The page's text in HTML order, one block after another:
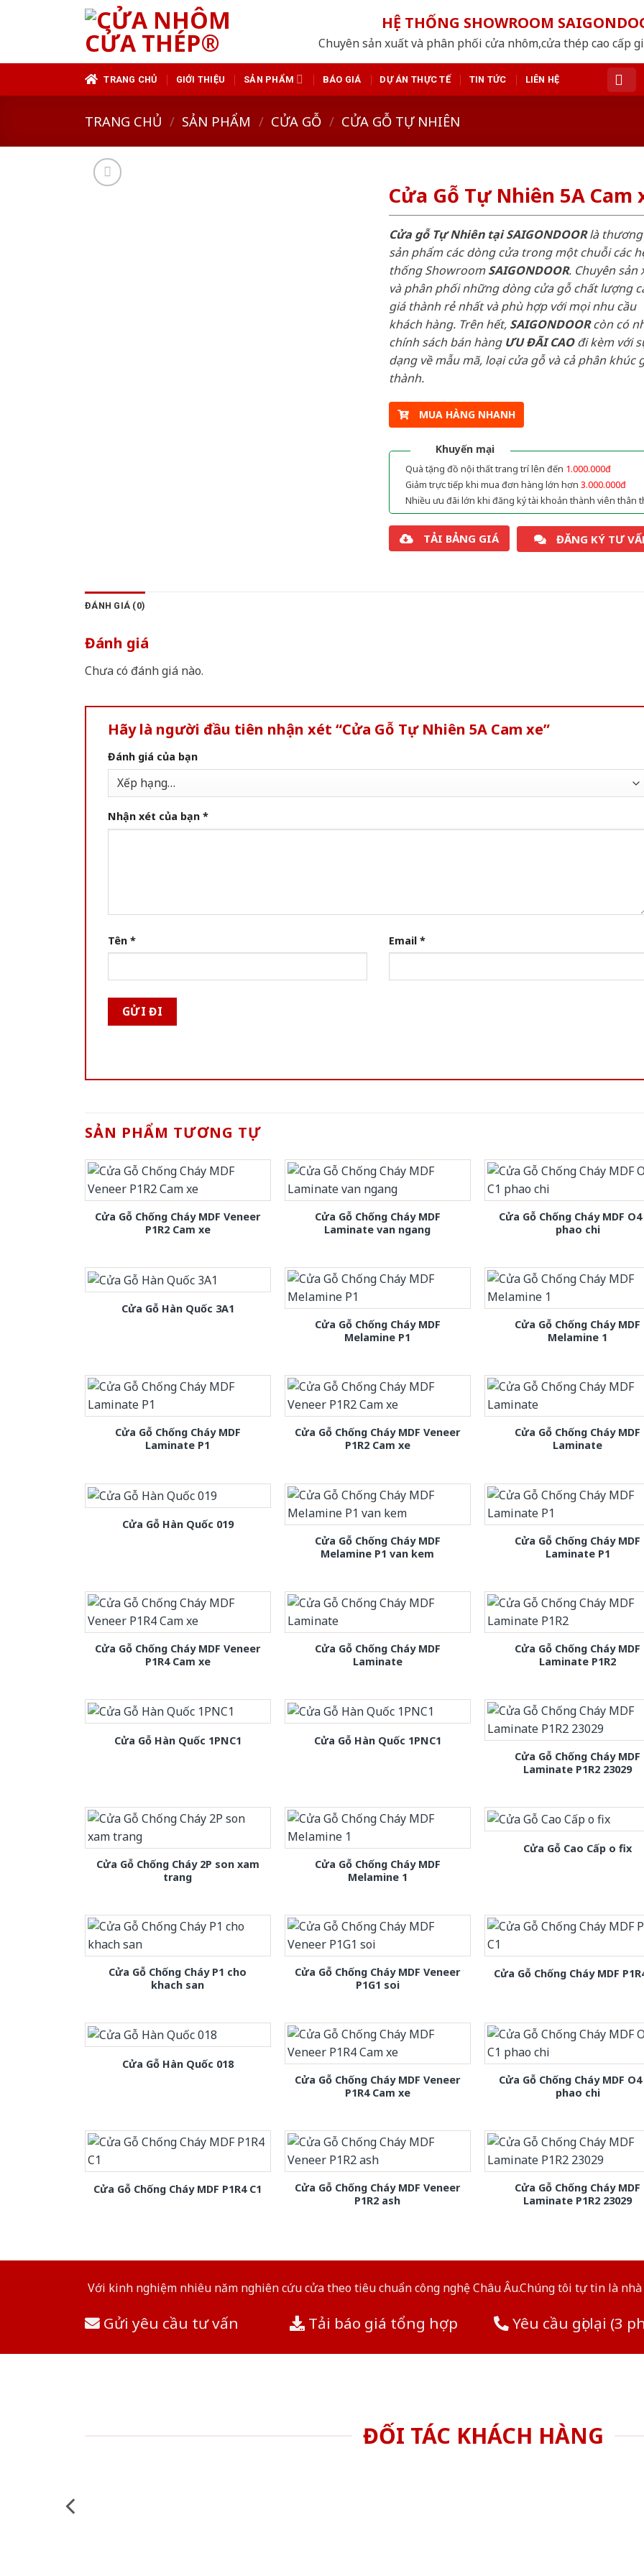
HỆ THỐNG SHOWROOM
Chuyên sản xuất và phân phối cửa nhôm,cửa thép cao cấp
TRANG CHỦ GIỚI THIỆU SẢN PHẨM BÁO GIÁ DỰ ÁN THỰC TẾ TIN TỨC LIÊN HỆ
TRANG CHỦ / SẢN PHẨM / CỬA GỖ / CỬA GỖ TỰ NHIÊN
Cửa Gỗ Tự Nhiên 5A Cam
Cửa gỗ Tự Nhiên tại SAIGONDOORlà thương
sản phẩm các dòng cửa trong một chuỗi các
thống ShowroomSAIGONDOOR. Chuyên sản
và phân phối những dòng cửa gỗ chất lượng
giá thành rẻ nhất và phù hợp với mọi nhu cầu
khách hàng. Trên hết, SAIGONDOORcòn có
chính sách bán hàng ƯU ĐÃI CAOđi kèm với
dạng về mẫu mã, loại cửa gỗ và cả phân khúc
thành.
MUA HÀNG NHANH
Khuyến mại
Quà tặng đồ nội thất trang trí lên đến 1.000.000đ
Giảm trực tiếp khi mua đơn hàng lớn hơn 3.000.000đ
Nhiều ưu đãi lớn khi đăng ký tài khoản thành viên thân
TẢI BẢNG GIÁ ĐĂNG KÝ TƯ
ĐÁNH GIÁ (0)
Đánh giá
Chưa có đánh giá nào.
Hãy là người đầu tiên nhận xét “Cửa Gỗ Tự Nhiên 5A Cam xe”
Đánh giá của bạn
Nhận xét của bạn *
Tên * Email *
SẢN PHẨM TƯƠNG TỰ
Cửa Gỗ Chống Cháy MDF Veneer
P1R2 Cam xe
Cửa Gỗ Chống Cháy MDF
Laminate van ngang
Cửa Gỗ Chống Cháy MDF O4
phao chi
Cửa Gỗ Hàn Quốc 3A1
Cửa Gỗ Chống Cháy MDF
Melamine P1
Cửa Gỗ Chống Cháy MDF
Melamine 1
Cửa Gỗ Chống Cháy MDF
Laminate P1
Cửa Gỗ Chống Cháy MDF Veneer
P1R2 Cam xe
Cửa Gỗ Chống Cháy MDF
Laminate
Cửa Gỗ Hàn Quốc 019
Cửa Gỗ Chống Cháy MDF
Melamine P1 van kem
Cửa Gỗ Chống Cháy MDF
Laminate P1
Cửa Gỗ Chống Cháy MDF Veneer
P1R4 Cam xe
Cửa Gỗ Chống Cháy MDF
Laminate
Cửa Gỗ Chống Cháy MDF
Laminate P1R2
Cửa Gỗ Hàn Quốc 1PNC1
Cửa Gỗ Hàn Quốc 1PNC1
Cửa Gỗ Chống Cháy MDF
Laminate P1R2 23029
Cửa Gỗ Chống Cháy 2P son xam
trang
Cửa Gỗ Chống Cháy MDF
Melamine 1
Cửa Gỗ Cao Cấp o fix
Cửa Gỗ Chống Cháy P1 cho
khach san
Cửa Gỗ Chống Cháy MDF Veneer
P1G1 soi
Cửa Gỗ Chống Cháy MDF
Cửa Gỗ Hàn Quốc 018
Cửa Gỗ Chống Cháy MDF Veneer
P1R4 Cam xe
Cửa Gỗ Chống Cháy MDF O4
phao chi
Cửa Gỗ Chống Cháy MDF P1R4 C1
Cửa Gỗ Chống Cháy MDF Veneer
P1R2 ash
Cửa Gỗ Chống Cháy MDF
Laminate P1R2 23029
Với kinh nghiệm nhiêu năm nghiên cứu cửa theo tiêu chuẩn công nghệ Châu Âu.Chúng tôi tự tin là
Gửi yêu cầu tư vấn Tải báo giá tổng hợp Yêu cầu gọi lại (3
ĐỐI TÁC KHÁCH HÀNG